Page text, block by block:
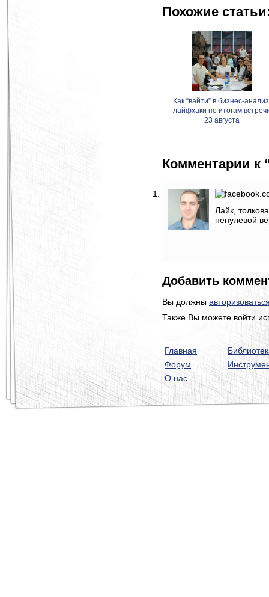
Похожие
Как “вайти” в бизнес-
лайфхаки по итогам
23 августа
Комментарии к
Лайк,
ненулевой
Добавить
Вы должны
Также Вы можете войти
Главная
Форум
О нас